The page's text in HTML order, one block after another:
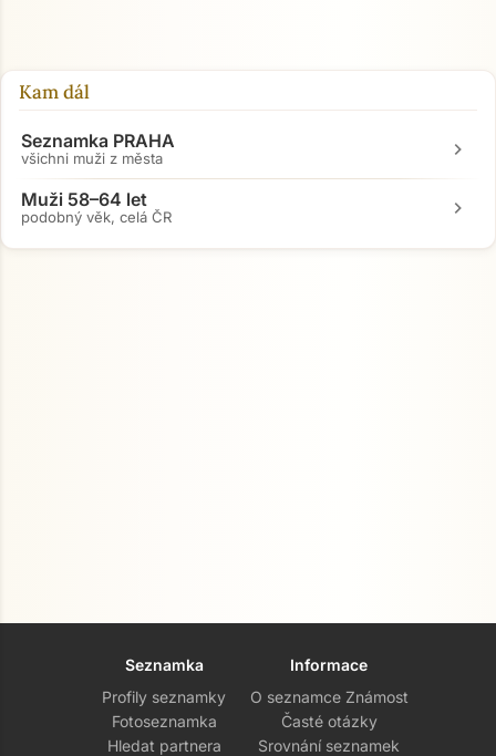
Kam dál
Seznamka PRAHA
všichni muži z města chevron_right
Muži 58–64 let
podobný věk, celá ČR chevron_right
Seznamka
Profily seznamky
Fotoseznamka
Hledat partnera
Informace
O seznamce Známost
Časté otázky
Srovnání seznamek